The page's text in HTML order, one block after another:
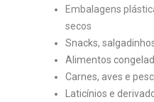
Embalagens
secos
Snacks,
Alimentos
Carnes, aves e
Laticínios e